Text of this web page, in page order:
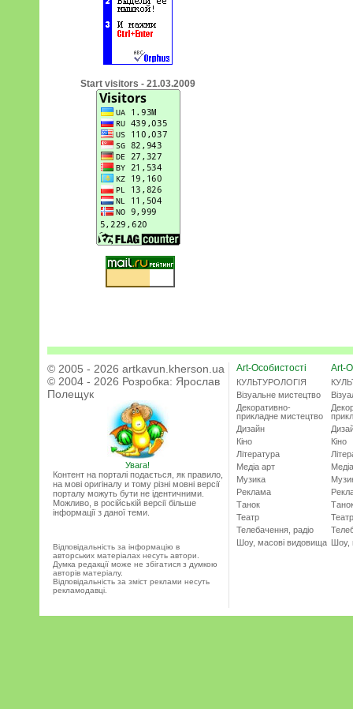
Start visitors - 21.03.2009
© 2005 - 2026 artkavun.kherson.ua
© 2004 - 2026 Розробка: Ярослав
Полещук
Увага!
Контент на порталі подається, як правило,
на мові оригіналу и тому різні мовні версії
порталу можуть бути не ідентичними.
Можливо, в російській версії більше
інформації з даної теми.
Відповідальність за інформацію в
авторських матеріалах несуть автори.
Думка редакції може не збігатися з думкою
авторів матеріалу.
Відповідальність за зміст реклами несуть
рекламодавці.
Art-Особистості
КУЛЬТУРОЛОГІЯ
Візуальне мистецтво
Декоративно-
прикладне мистецтво
Дизайн
Кіно
Література
Медіа арт
Музика
Реклама
Танок
Театр
Телебачення, радіо
Шоу, масові видовища
Art-
Кіно
Театр
Шоу,